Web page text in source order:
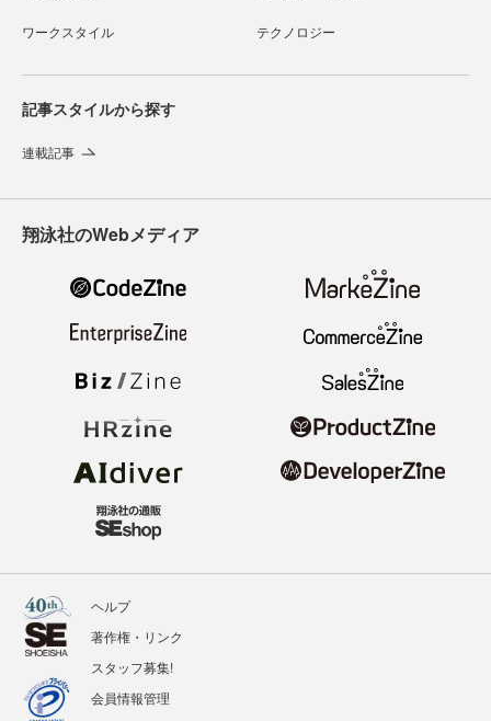
ワークスタイル テクノロジー
記事スタイルから探す
連載記事
翔泳社のWebメディア
ヘルプ
著作権・リンク
スタッフ募集!
会員情報管理